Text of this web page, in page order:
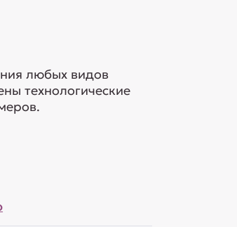
любых видов
технологические